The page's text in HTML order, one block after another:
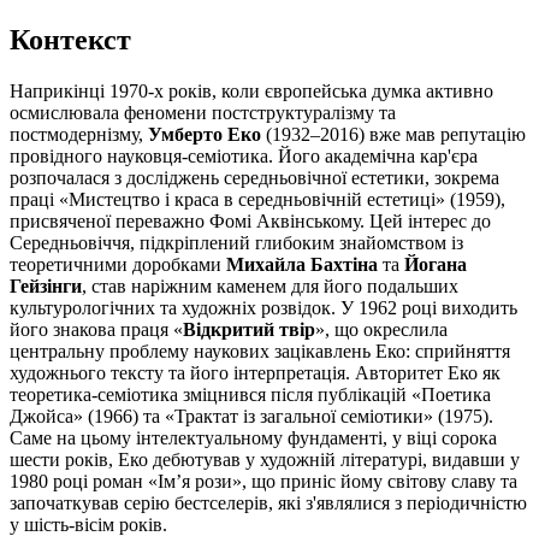
Контекст
Наприкінці 1970-х років, коли європейська думка активно
осмислювала феномени постструктуралізму та
постмодернізму, Умберто Еко (1932–2016) вже мав репутацію
провідного науковця-семіотика. Його академічна кар'єра
розпочалася з досліджень середньовічної естетики, зокрема
праці «Мистецтво і краса в середньовічній естетиці» (1959),
присвяченої переважно Фомі Аквінському. Цей інтерес до
Середньовіччя, підкріплений глибоким знайомством із
теоретичними доробками Михайла Бахтіна та Йогана
Гейзінги, став наріжним каменем для його подальших
культурологічних та художніх розвідок. У 1962 році виходить
його знакова праця «Відкритий твір», що окреслила
центральну проблему наукових зацікавлень Еко: сприйняття
художнього тексту та його інтерпретація. Авторитет Еко як
теоретика-семіотика зміцнився після публікацій «Поетика
Джойса» (1966) та «Трактат із загальної семіотики» (1975).
Саме на цьому інтелектуальному фундаменті, у віці сорока
шести років, Еко дебютував у художній літературі, видавши у
1980 році роман «Ім’я рози», що приніс йому світову славу та
започаткував серію бестселерів, які з'являлися з періодичністю
у шість-вісім років.